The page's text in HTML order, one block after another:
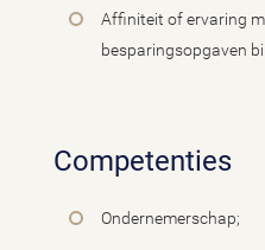
Affiniteit of ervaring
besparingsopgaven
Competenties
Ondernemerschap;